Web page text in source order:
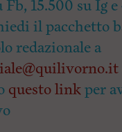
15.500 su Ig
il pacchetto
redazionale a
questo linkper